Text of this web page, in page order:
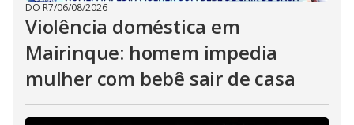
DO R7/06/08/2026
Violência doméstica em
Mairinque: homem impedia
mulher com bebê sair de casa